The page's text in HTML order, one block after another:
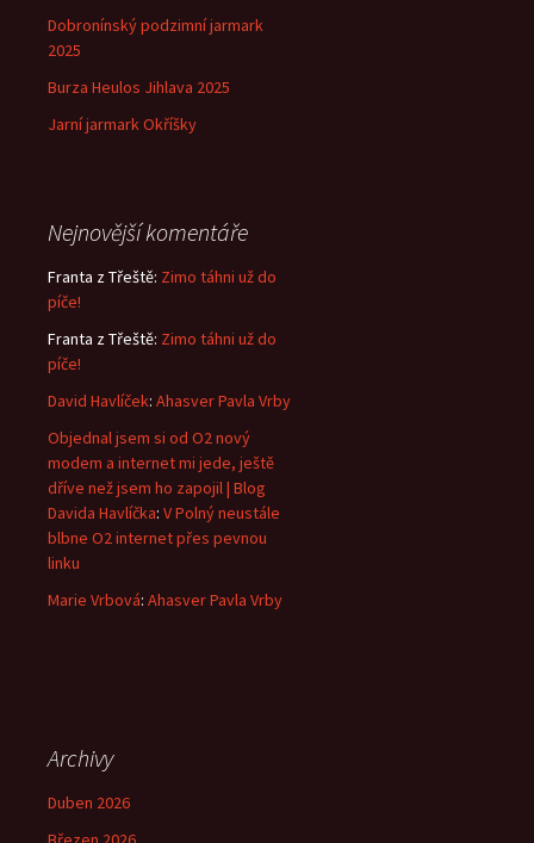
Dobronínský podzimní jarmark
2025
Burza Heulos Jihlava 2025
Jarní jarmark Okříšky
Nejnovější komentáře
Franta z Třeště: Zimo táhni už do
píče!
Franta z Třeště: Zimo táhni už do
píče!
David Havlíček: Ahasver Pavla Vrby
Objednal jsem si od O2 nový
modem a internet mi jede, ještě
dříve než jsem ho zapojil | Blog
Davida Havlíčka: V Polný neustále
blbne O2 internet přes pevnou
linku
Marie Vrbová: Ahasver Pavla Vrby
Archivy
Duben 2026